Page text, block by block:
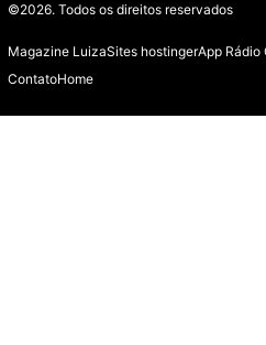
©2026. Todos os direitos reservados
Magazine LuizaSites hostingerApp Rádio
ContatoHome